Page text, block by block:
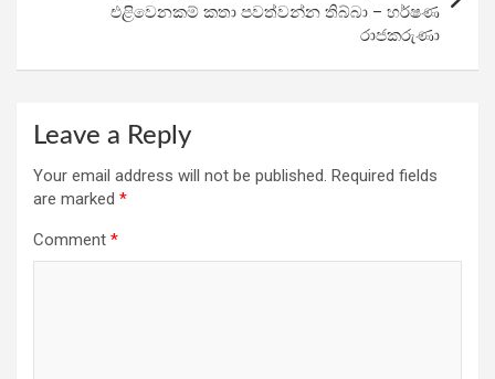
එළිවෙනකම් කතා පවත්වන්න තිබ්බා – හර්ෂණ
රාජකරුණා
Leave a Reply
Your email address will not be published. Required fields
are marked *
Comment *